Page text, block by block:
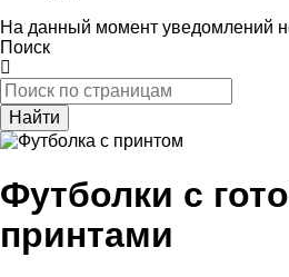
На данный момент уведомлений
Поиск
Найти
Футболки с
принтами